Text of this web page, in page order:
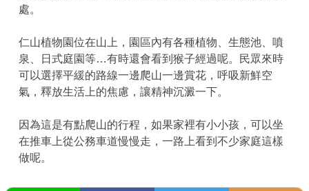
處。
仁山植物園位在山上，園區內有各種植物、生態池、噴
泉、日式庭園等…有時還會看到猴子經過呢。民眾來時
可以選擇平緩的路線一邊爬山一邊賞花，呼吸新鮮空
氣，釋放生活上的焦慮，讓精神沉澱一下。
因為這是有點爬山的行程，如果家裡有小小孩，可以坐
在推車上從公務車道慢慢走，一路上看到不少家庭這樣
做呢。